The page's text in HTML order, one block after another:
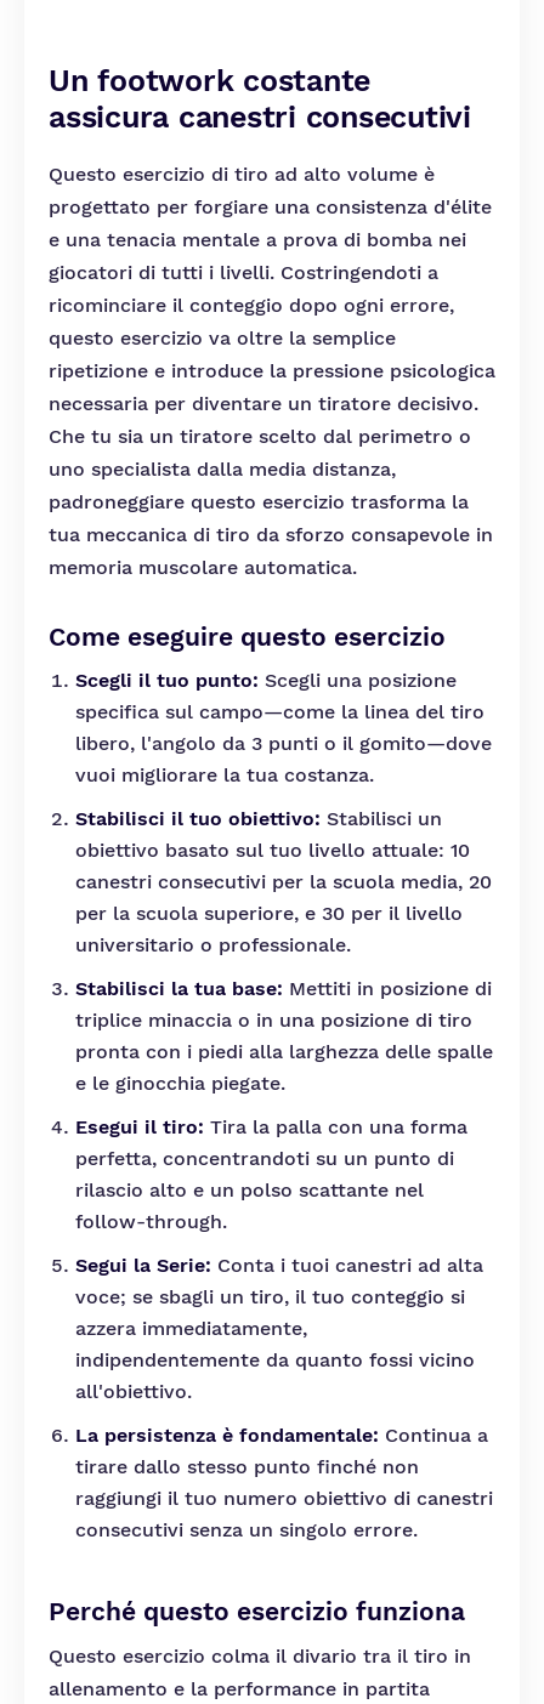
Un footwork costante
assicura canestri consecutivi
Questo esercizio di tiro ad alto volume è
progettato per forgiare una consistenza d'élite
e una tenacia mentale a prova di bomba nei
giocatori di tutti i livelli. Costringendoti a
ricominciare il conteggio dopo ogni errore,
questo esercizio va oltre la semplice
ripetizione e introduce la pressione psicologica
necessaria per diventare un tiratore decisivo.
Che tu sia un tiratore scelto dal perimetro o
uno specialista dalla media distanza,
padroneggiare questo esercizio trasforma la
tua meccanica di tiro da sforzo consapevole in
memoria muscolare automatica.
Come eseguire questo esercizio
Scegli il tuo punto: Scegli una posizione
specifica sul campo—come la linea del tiro
libero, l'angolo da 3 punti o il gomito—dove
vuoi migliorare la tua costanza.
Stabilisci il tuo obiettivo: Stabilisci un
obiettivo basato sul tuo livello attuale: 10
canestri consecutivi per la scuola media, 20
per la scuola superiore, e 30 per il livello
universitario o professionale.
Stabilisci la tua base: Mettiti in posizione di
triplice minaccia o in una posizione di tiro
pronta con i piedi alla larghezza delle spalle
e le ginocchia piegate.
Esegui il tiro: Tira la palla con una forma
perfetta, concentrandoti su un punto di
rilascio alto e un polso scattante nel
follow-through.
Segui la Serie: Conta i tuoi canestri ad alta
voce; se sbagli un tiro, il tuo conteggio si
azzera immediatamente,
indipendentemente da quanto fossi vicino
all'obiettivo.
La persistenza è fondamentale: Continua a
tirare dallo stesso punto finché non
raggiungi il tuo numero obiettivo di canestri
consecutivi senza un singolo errore.
Perché questo esercizio funziona
Questo esercizio colma il divario tra il tiro in
allenamento e la performance in partita